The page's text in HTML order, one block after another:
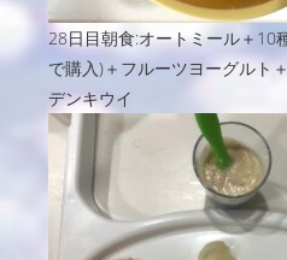
28日目朝食:オートミール＋10
で購入)＋フルーツヨーグルト
デンキウイ